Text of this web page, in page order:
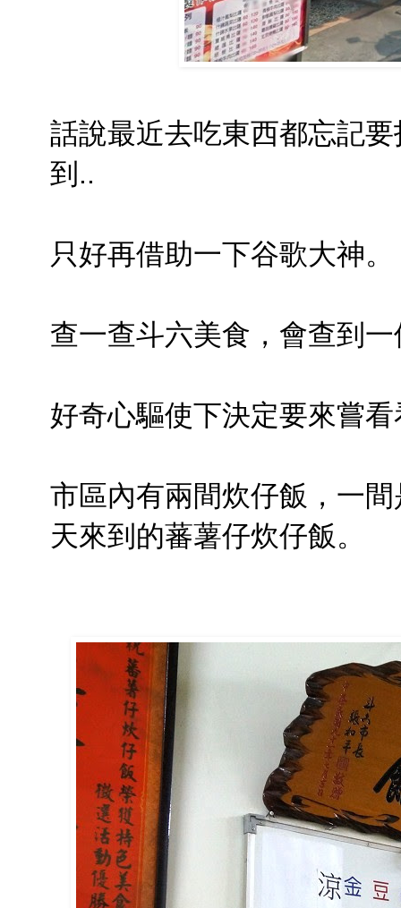
話說最近去吃東西都忘記
到..
只好再借助一下谷歌大神。
查一查斗六美食，會查到
好奇心驅使下決定要來嘗看
市區內有兩間炊仔飯，一
天來到的蕃薯仔炊仔飯。